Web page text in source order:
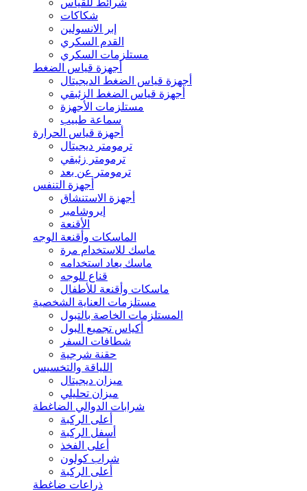
شرائط للقياس
شكاكات
إبر الانسولين
القدم السكري
مستلزمات السكري
أجهزة قياس الضغط
أجهزة قياس الضغط الديجيتال
أجهزة قياس الضغط الزئبقي
مستلزمات الأجهزة
سماعة طبيب
أجهزة قياس الحرارة
ترمومتر ديجيتال
ترمومتر زئبقي
ترمومتر عن بعد
أجهزة التنفس
أجهزة الاستنشاق
إيروشامبر
الأقنعة
الماسكات وأقنعة الوجه
ماسك للاستخدام مرة
ماسك يعاد استخدامه
قناع للوجه
ماسكات وأقنعة للأطفال
مستلزمات العناية الشخصية
المستلزمات الخاصة بالتبول
أكياس تجميع البول
شطافات السفر
حقنة شرجية
اللياقة والتخسيس
ميزان ديجيتال
ميزان تحليلي
شرابات الدوالي الضاغطة
أعلى الركبة
أسفل الركبة
أعلى الفخذ
شراب كولون
أعلى الركبة
ذراعات ضاغطة